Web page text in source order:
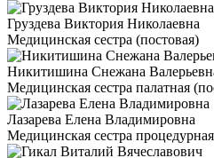
Груздева Виктория Николаевна
Медицинская сестра (постовая)
Никитишина Снежана
Медицинская сестра палатная
Лазарева Елена Владимировна
Медицинская сестра процедурная